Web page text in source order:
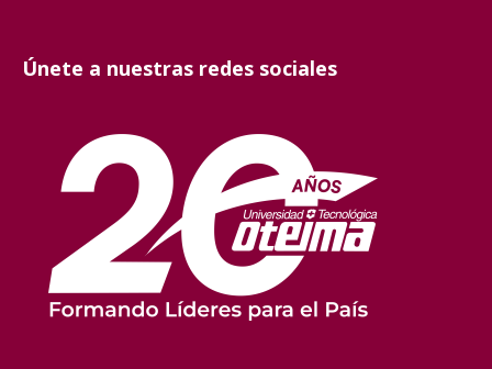
Únete a nuestras redes sociales